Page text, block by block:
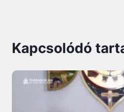
Kapcsolódó